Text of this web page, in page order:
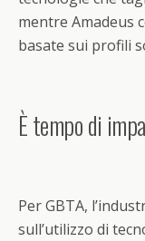
mentre Amadeus
basate sui profili
È tempo di
Per GBTA,
sull’utilizzo di